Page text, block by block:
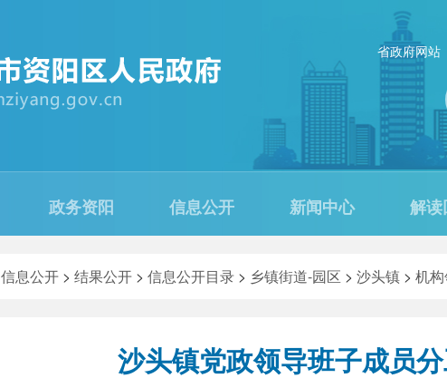
省政府网站
政务资阳 信息公开 新闻中心 解读
信息公开 > 结果公开 > 信息公开目录 > 乡镇街道-园区 > 沙头镇 > 机
沙头镇党政领导班子成员